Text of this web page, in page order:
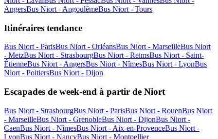
AngersBus Niort - AngoulêmeBus Niort - Tours
Itinéraires tendance
Bus Niort - ParisBus Niort - OrléansBus Niort - MarseilleBus Niort
- MetzBus Niort - StrasbourgBus Niort - ReimsBus Niort - Saint-
ÉtienneBus Niort - AngersBus Niort - NîmesBus Niort - LyonBus
Niort - PoitiersBus Niort - Dijon
Escapades de week-end à partir de Niort
Bus Niort - StrasbourgBus Niort - ParisBus Niort - RouenBus Niort
- MarseilleBus Niort - GrenobleBus Niort - DijonBus Niort -
CaenBus Niort - NîmesBus Niort - Aix-en-ProvenceBus Niort -
LyonBus Niort - NancyBus Niort - Montpellier